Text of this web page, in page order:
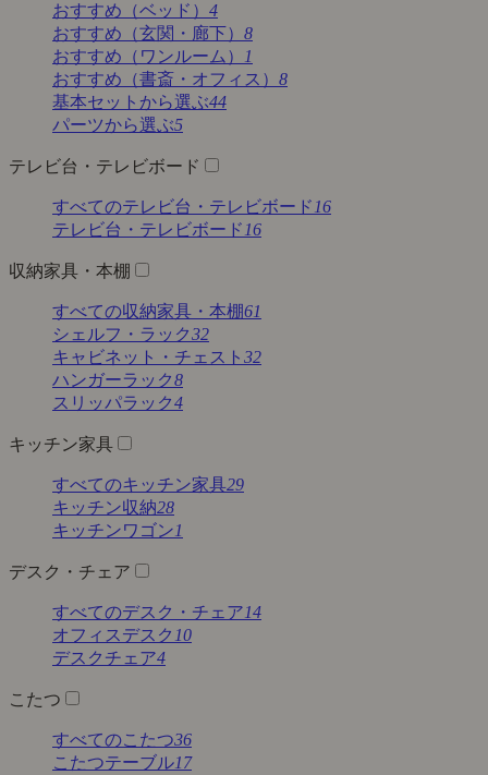
おすすめ（ベッド） 4
おすすめ（玄関・廊下） 8
おすすめ（ワンルーム）
1
おすすめ（書斎・オフィス） 8
基本セットから選ぶ44
パーツから選ぶ5
テレビ台・テレビボード
すべてのテレビ台・テレビボード 16
テレビ台・テレビボード 16
収納家具・本棚
すべての収納家具・本棚61
シェルフ・ラック32
キャビネット・チェスト 32
ハンガーラック8
スリッパラック4
キッチン家具
すべてのキッチン家具29
キッチン収納28
キッチンワゴン1
デスク・チェア
すべてのデスク・チェア14
オフィスデスク 10
デスクチェア4
こたつ
すべてのこたつ36
こたつテーブル17